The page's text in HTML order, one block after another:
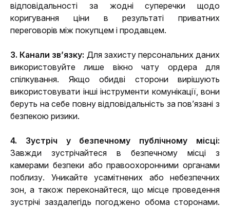
відповідальності за жодні суперечки щодо
коригування ціни в результаті приватних
переговорів між покупцем і продавцем.
3. Канали зв’язку: Для захисту персональних даних
використовуйте лише вікно чату ордера для
спілкування. Якщо обидві сторони вирішують
використовувати інші інструменти комунікації, вони
беруть на себе повну відповідальність за пов’язані з
безпекою ризики.
4. Зустріч у безпечному публічному місці:
Завжди зустрічайтеся в безпечному місці з
камерами безпеки або правоохоронними органами
поблизу. Уникайте усамітнених або небезпечних
зон, а також переконайтеся, що місце проведення
зустрічі заздалегідь погоджено обома сторонами.